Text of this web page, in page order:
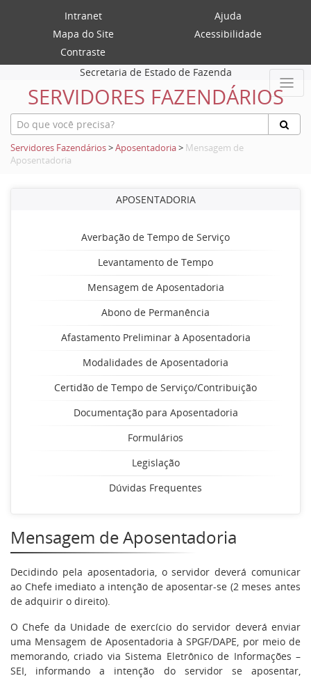
Intranet
Ajuda
Mapa do Site
Acessibilidade
Contraste
Secretaria de Estado de Fazenda
SERVIDORES FAZENDÁRIOS
Servidores Fazendários>Aposentadoria> Mensagem de
Aposentadoria
APOSENTADORIA
Averbação de Tempo de Serviço
Levantamento de Tempo
Mensagem de Aposentadoria
Abono de Permanência
Afastamento Preliminar à Aposentadoria
Modalidades de Aposentadoria
Certidão de Tempo de Serviço/Contribuição
Documentação para Aposentadoria
Formulários
Legislação
Dúvidas Frequentes
Mensagem de Aposentadoria
Decidindo pela aposentadoria, o servidor deverá comunicar
ao Chefe imediato a intenção de aposentar-se (2 meses antes
de adquirir o direito).
O Chefe da Unidade de exercício do servidor deverá enviar
uma Mensagem de Aposentadoria à SPGF/DAPE, por meio de
memorando, criado via Sistema Eletrônico de Informações –
SEI, informando a intenção do servidor se aposentar,